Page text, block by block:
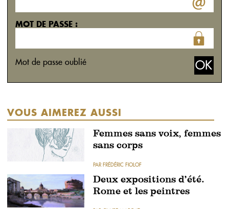
MOT DE PASSE :
Mot de passe oublié
VOUS AIMEREZ AUSSI
Femmes sans voix, femmes
sans corps
PAR FRÉDÉRIC FIOLOF
Deux expositions d’été.
Rome et les peintres